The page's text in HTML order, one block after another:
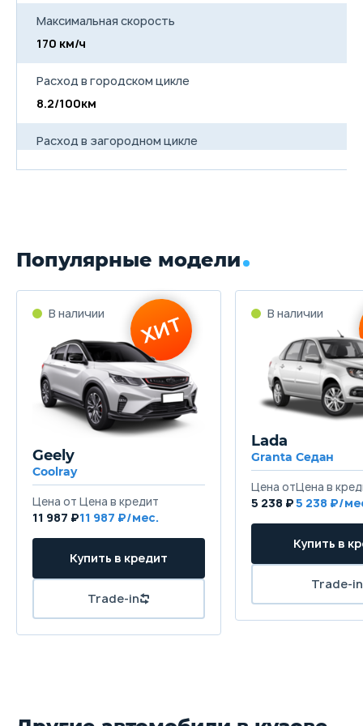
Максимальная скорость
170 км/ч
Расход в городском цикле
8.2/100км
Расход в загородном цикле
Объем топливного бака
Длина
4100 мм
Ширина
1722 мм
1540 мм
Колёсная база
2550 мм
Клиренс
185 мм
Масса
Популярные модели
Geely
Coolray
11 987 ₽11 987
Lada
Granta Седан
5 238 ₽5 238